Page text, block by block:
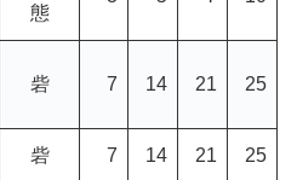
態
砦 7 14 21 25
砦 7 14 21 25